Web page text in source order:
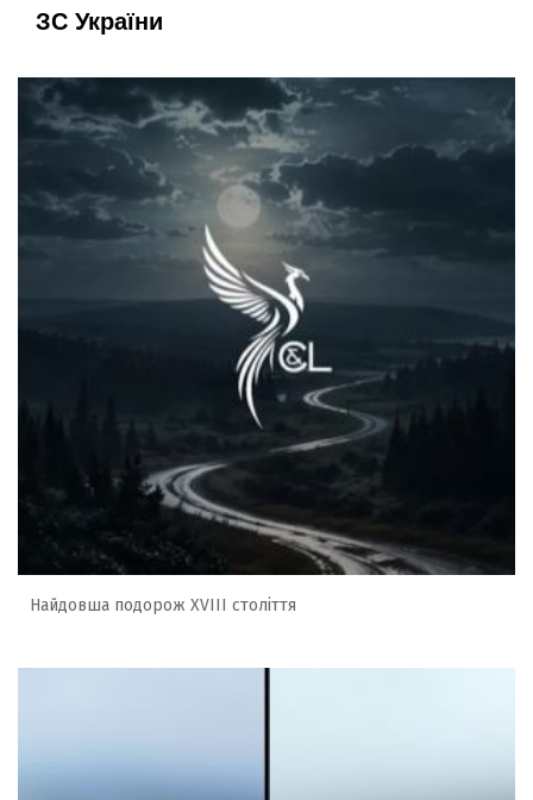
ЗС України
Найдовша подорож XVIII століття